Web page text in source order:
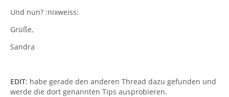
Und nun? :nixweiss:
Grüße,
Sandra
EDIT: habe gerade den anderen Thread dazu gefunden und
werde die dort genannten Tips ausprobieren.